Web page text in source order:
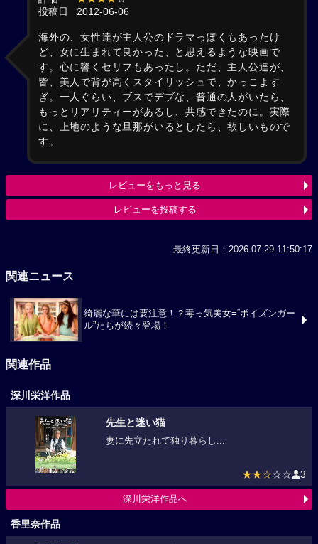
投稿日
2012-06-06
海外の、女性達が主人公のドラマっぽくもあったけ
ど、女に生まれて良かった、と思えるような映画で
す。心に響くセリフもあったし。ただ、主人公達が、
皆、美人で背が高くスタイリッシュで、かっこよす
ぎ。一人ぐらい、ブスでデブな、普通の人がいたら、
もっとリアリティーがあるし、共感できたのに。実際
に、上地のような旦那がいるとしたら、欲しいもので
す。
レビューをもっと見る
レビューを投稿する
最終更新日：2026-07-29 11:50:17
関連ニュース
綺麗な華には要注意！？毒っ気美女=“ポイズンガー
ル”たちが続々登場！
関連作品
深川栄洋作品
先生と迷い猫
妻に先立たれて独り暮らし...
★★☆☆☆ 3
深川栄洋作品へ
香里奈作品